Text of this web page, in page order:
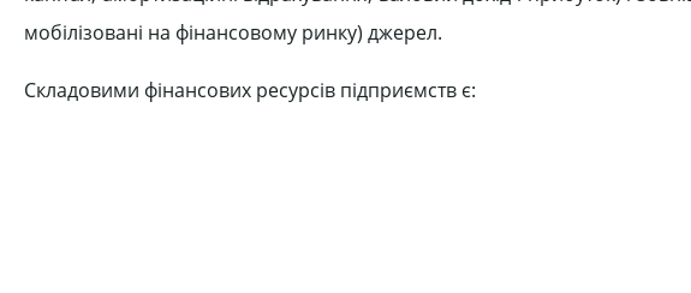
мобілізовані на фінансовому ринку) джерел.
Складовими фінансових ресурсів підприємств є: